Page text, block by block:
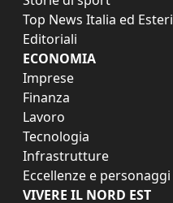
Top News Italia ed Esteri
Editoriali
ECONOMIA
Imprese
Finanza
Lavoro
Tecnologia
Infrastrutture
Eccellenze e personaggi
VIVERE IL NORD EST